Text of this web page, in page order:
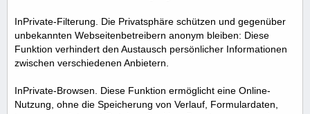
InPrivate-Filterung. Die Privatsphäre schützen und gegenüber
unbekannten Webseitenbetreibern anonym bleiben: Diese
Funktion verhindert den Austausch persönlicher Informationen
zwischen verschiedenen Anbietern.
InPrivate-Browsen. Diese Funktion ermöglicht eine Online-
Nutzung, ohne die Speicherung von Verlauf, Formulardaten,